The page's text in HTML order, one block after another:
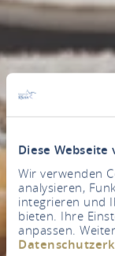
Diese Webseite
Wir verwenden
analysieren,
integrieren und
bieten. Ihre
anpassen.